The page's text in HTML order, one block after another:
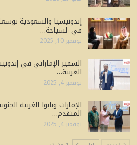
إندونيسيا والسعودية
في السياحة…
نوفمبر 10, 2025
السفير الإماراتي في
الغربية…
نوفمبر 4, 2025
الإمارات وبابوا الغربية
المتقدم…
نوفمبر 4, 2025